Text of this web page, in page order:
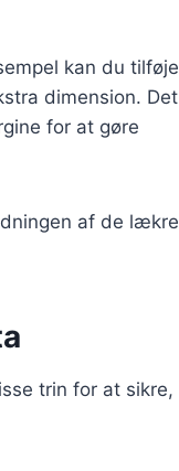
kan du tilføje
dimension. Det
for at gøre
af de lækre
trin for at sikre,